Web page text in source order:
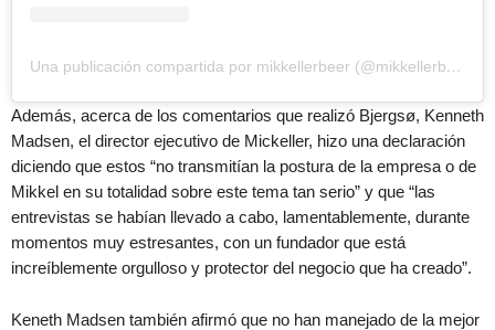
Una publicación compartida por mikkellerbeer (@mikkellerbeer)
Además, acerca de los comentarios que realizó Bjergsø, Kenneth
Madsen, el director ejecutivo de Mickeller, hizo una declaración
diciendo que estos “no transmitían la postura de la empresa o de
Mikkel en su totalidad sobre este tema tan serio” y que “las
entrevistas se habían llevado a cabo, lamentablemente, durante
momentos muy estresantes, con un fundador que está
increíblemente orgulloso y protector del negocio que ha creado”.
Keneth Madsen también afirmó que no han manejado de la mejor